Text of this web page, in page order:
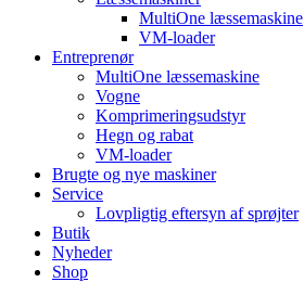
MultiOne læssemaskine
VM-loader
Entreprenør
MultiOne læssemaskine
Vogne
Komprimeringsudstyr
Hegn og rabat
VM-loader
Brugte og nye maskiner
Service
Lovpligtig eftersyn af sprøjter
Butik
Nyheder
Shop